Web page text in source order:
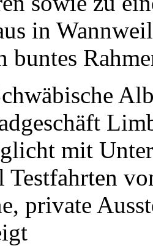
in
buntes
mit
Testfahrten
private